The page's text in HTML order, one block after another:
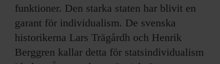
funktioner. Den starka staten har blivit en
garant för individualism. De svenska
historikerna Lars Trägårdh och Henrik
Berggren kallar detta för statsindividualism